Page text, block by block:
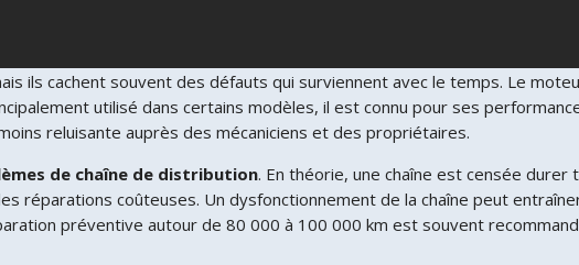
ils cachent souvent des défauts qui surviennent avec le temps. Le
utilisé dans certains modèles, il est connu pour ses
reluisante auprès des mécaniciens et des propriétaires.
de chaîne de distribution. En théorie, une chaîne est censée durer
réparations coûteuses. Un dysfonctionnement de la chaîne peut
préventive autour de 80 000 à 100 000 km est souvent